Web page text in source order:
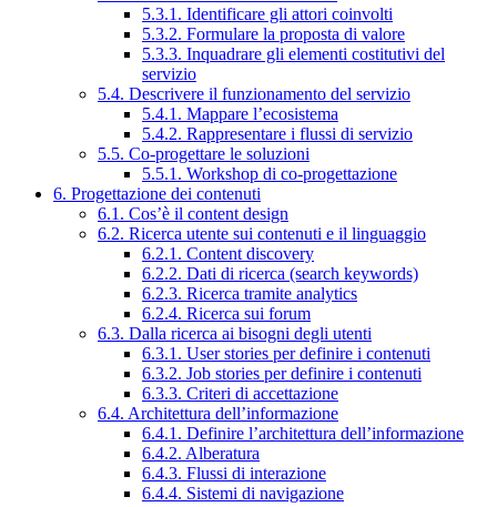
5.3.1. Identificare gli attori coinvolti
5.3.2. Formulare la proposta di valore
5.3.3. Inquadrare gli elementi costitutivi del
servizio
5.4. Descrivere il funzionamento del servizio
5.4.1. Mappare l’ecosistema
5.4.2. Rappresentare i flussi di servizio
5.5. Co-progettare le soluzioni
5.5.1. Workshop di co-progettazione
6. Progettazione dei contenuti
6.1. Cos’è il content design
6.2. Ricerca utente sui contenuti e il linguaggio
6.2.1. Content discovery
6.2.2. Dati di ricerca (search keywords)
6.2.3. Ricerca tramite analytics
6.2.4. Ricerca sui forum
6.3. Dalla ricerca ai bisogni degli utenti
6.3.1. User stories per definire i contenuti
6.3.2. Job stories per definire i contenuti
6.3.3. Criteri di accettazione
6.4. Architettura dell’informazione
6.4.1. Definire l’architettura dell’informazione
6.4.2. Alberatura
6.4.3. Flussi di interazione
6.4.4. Sistemi di navigazione